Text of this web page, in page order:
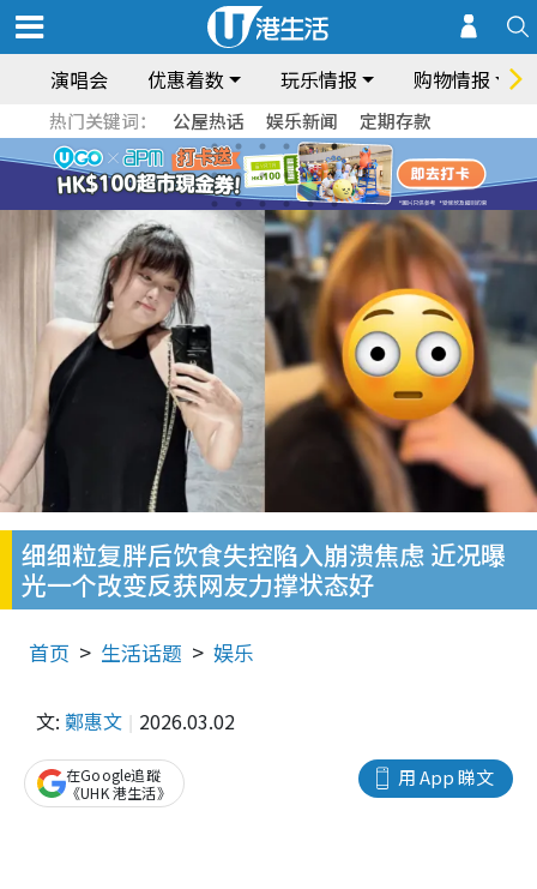
演唱会 优惠着数 玩乐情报 购物情报
热门关键词： 公屋热话 娱乐新闻 定期存款
细细粒复胖后饮食失控陷入崩溃焦虑 近况曝
光一个改变反获网友力撑状态好
首页 生活话题 娱乐
文: 鄭惠文 2026.03.02
用 App 睇文
在Google追蹤
《UHK 港生活》